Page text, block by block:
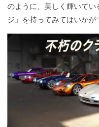
のように、美しく輝いて
ジ』を持ってみてはいかが